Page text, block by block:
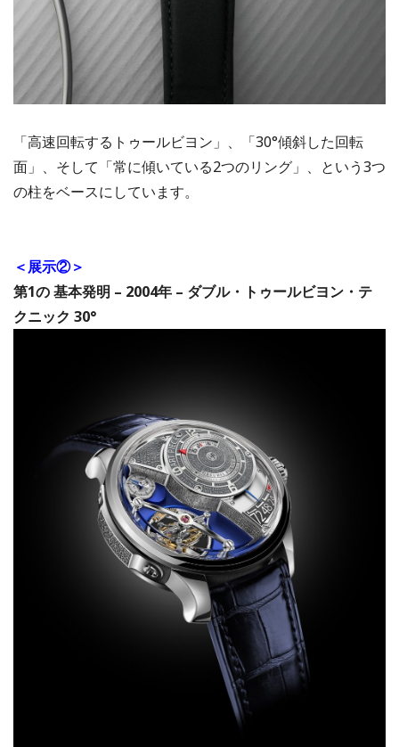
「高速回転するトゥールビヨン」、「30°傾斜した回転
面」、そして「常に傾いている2つのリング」、という3つ
の柱をベースにしています。
＜展示②＞
第1の 基本発明 – 2004年 – ダブル・トゥールビヨン・テ
クニック 30°